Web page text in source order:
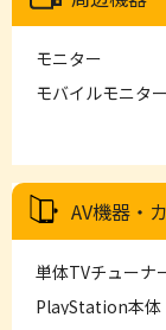
モニター
モバイルモニタ
AV機器・
単体TVチューナ
PlayStation本体